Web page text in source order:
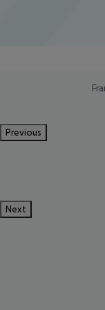
Previous
Next